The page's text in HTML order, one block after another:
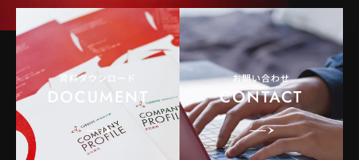
資料ダウンロード
DOCUMENT
お問い合わせ
CONTACT